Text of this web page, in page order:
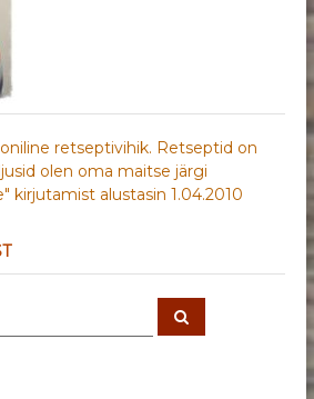
retseptivihik. Retseptid on
olen oma maitse järgi
kirjutamist alustasin 1.04.2010
S
e